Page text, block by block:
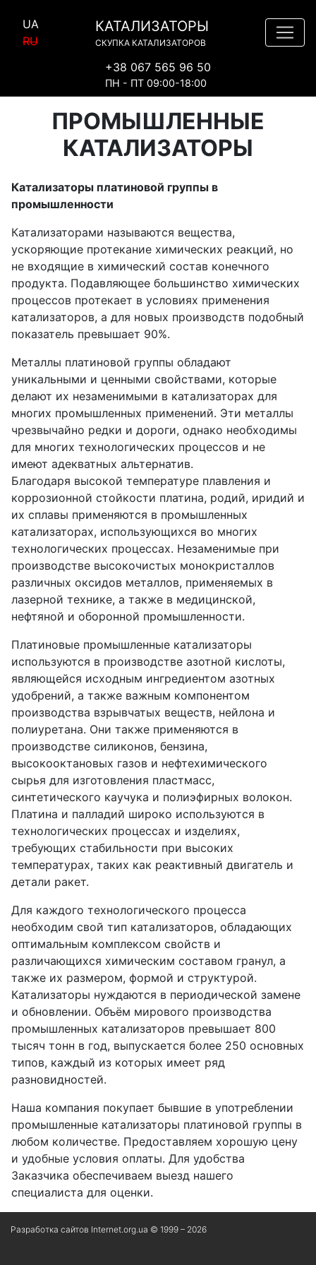
UA
RU
КАТАЛИЗАТОРЫ
СКУПКА КАТАЛИЗАТОРОВ
+38 067 565 96 50
ПН - ПТ 09:00-18:00
ПРОМЫШЛЕННЫЕ
КАТАЛИЗАТОРЫ
Катализаторы платиновой группы в
промышленности
Катализаторами называются вещества,
ускоряющие протекание химических реакций, но
не входящие в химический состав конечного
продукта. Подавляющее большинство химических
процессов протекает в условиях применения
катализаторов, а для новых производств подобный
показатель превышает 90%.
Металлы платиновой группы обладают
уникальными и ценными свойствами, которые
делают их незаменимыми в катализаторах для
многих промышленных применений. Эти металлы
чрезвычайно редки и дороги, однако необходимы
для многих технологических процессов и не
имеют адекватных альтернатив.
Благодаря высокой температуре плавления и
коррозионной стойкости платина, родий, иридий и
их сплавы применяются в промышленных
катализаторах, использующихся во многих
технологических процессах. Незаменимые при
производстве высокочистых монокристаллов
различных оксидов металлов, применяемых в
лазерной технике, а также в медицинской,
нефтяной и оборонной промышленности.
Платиновые промышленные катализаторы
используются в производстве азотной кислоты,
являющейся исходным ингредиентом азотных
удобрений, а также важным компонентом
производства взрывчатых веществ, нейлона и
полиуретана. Они также применяются в
производстве силиконов, бензина,
высокооктановых газов и нефтехимического
сырья для изготовления пластмасс,
синтетического каучука и полиэфирных волокон.
Платина и палладий широко используются в
технологических процессах и изделиях,
требующих стабильности при высоких
температурах, таких как реактивный двигатель и
детали ракет.
Для каждого технологического процесса
необходим свой тип катализаторов, обладающих
оптимальным комплексом свойств и
различающихся химическим составом гранул, а
также их размером, формой и структурой.
Катализаторы нуждаются в периодической замене
и обновлении. Объём мирового производства
промышленных катализаторов превышает 800
тысяч тонн в год, выпускается более 250 основных
типов, каждый из которых имеет ряд
разновидностей.
Наша компания покупает бывшие в употреблении
промышленные катализаторы платиновой группы в
любом количестве. Предоставляем хорошую цену
и удобные условия оплаты. Для удобства
Заказчика обеспечиваем выезд нашего
специалиста для оценки.
Разработка сайтов Internet.org.ua © 1999 – 2026